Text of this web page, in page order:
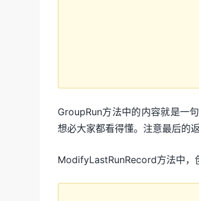
GroupRun方法中的内容就是一
想必大家都看得懂。注意最后的
ModifyLastRunRecord方法中，